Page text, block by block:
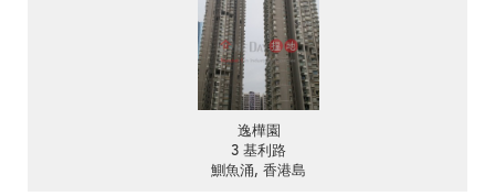
逸樺園
3 基利路
鰂魚涌, 香港島